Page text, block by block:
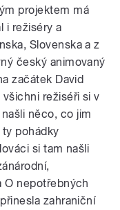
projektem má
i režiséry a
Slovenska a z
český animovaný
začátek David
všichni režiséři si v
něco, co jim
pohádky
si tam našli
O nepotřebných
zahraniční